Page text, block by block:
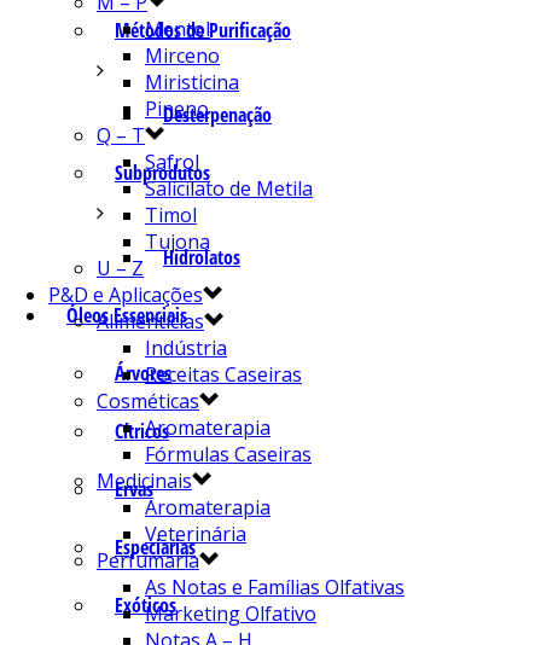
Métodos de Purificação
Desterpenação
Subprodutos
Hidrolatos
Óleos Essenciais
Árvores
Cítricos
Ervas
Especiarias
Exóticos
Mentol
Mirceno
Miristicina
Pineno
Q – T
Safrol
Salicilato de Metila
Timol
Tujona
U – Z
P&D e Aplicações
Alimentícias
Indústria
Receitas Caseiras
Cosméticas
Aromaterapia
Fórmulas Caseiras
Medicinais
Aromaterapia
Veterinária
Perfumaria
As Notas e Famílias Olfativas
Marketing Olfativo